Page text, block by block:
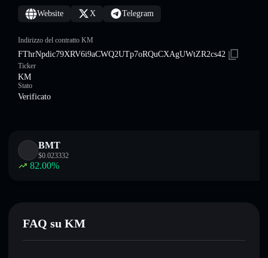
Website X Telegram
Indirizzo del contratto KM
FThrNpdic79XRV6i9aCWQ2UTp7oRQuCXAgUWtZR2cs42
Ticker
KM
Stato
Verificato
BMT
$0.023332
82.00%
FAQ su KM